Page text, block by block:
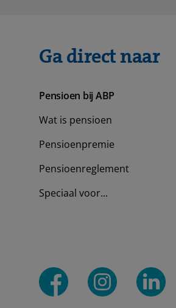
Ga direct naar
Pensioen bij ABP
Wat is pensioen
Pensioenpremie
Pensioenreglement
Speciaal voor...